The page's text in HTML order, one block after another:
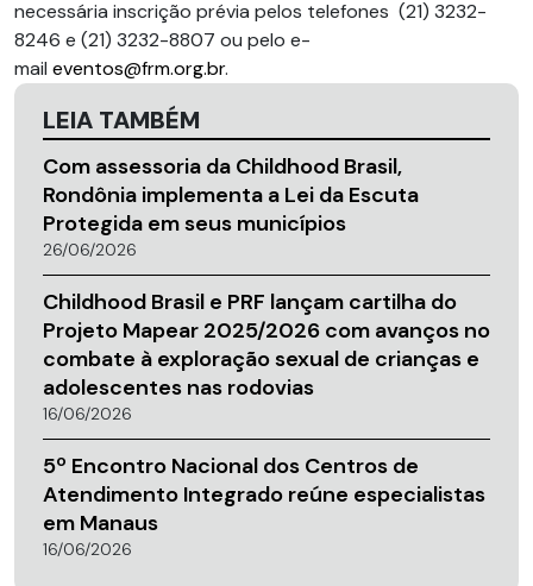
necessária inscrição prévia pelos telefones (21) 3232-
8246 e (21) 3232-8807 ou pelo e-
mail eventos@frm.org.br.
LEIA TAMBÉM
Com assessoria da Childhood Brasil,
Rondônia implementa a Lei da Escuta
Protegida em seus municípios
26/06/2026
Childhood Brasil e PRF lançam cartilha do
Projeto Mapear 2025/2026 com avanços no
combate à exploração sexual de crianças e
adolescentes nas rodovias
16/06/2026
5º Encontro Nacional dos Centros de
Atendimento Integrado reúne especialistas
em Manaus
16/06/2026